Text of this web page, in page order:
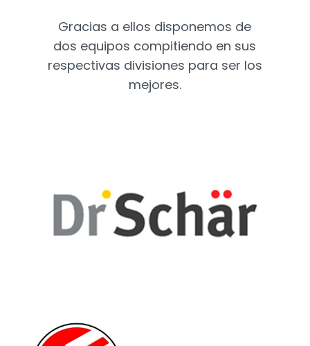
Gracias a ellos disponemos de
dos equipos compitiendo en sus
respectivas divisiones para ser los
mejores.